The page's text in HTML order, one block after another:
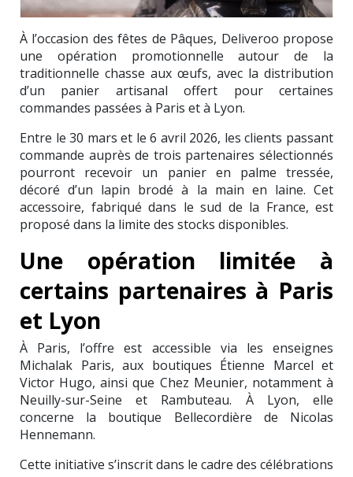
À l’occasion des fêtes de Pâques, Deliveroo propose
une opération promotionnelle autour de la
traditionnelle chasse aux œufs, avec la distribution
d’un panier artisanal offert pour certaines
commandes passées à Paris et à Lyon.
Entre le 30 mars et le 6 avril 2026, les clients passant
commande auprès de trois partenaires sélectionnés
pourront recevoir un panier en palme tressée,
décoré d’un lapin brodé à la main en laine. Cet
accessoire, fabriqué dans le sud de la France, est
proposé dans la limite des stocks disponibles.
Une opération limitée à
certains partenaires à Paris
et Lyon
À Paris, l’offre est accessible via les enseignes
Michalak Paris, aux boutiques Étienne Marcel et
Victor Hugo, ainsi que Chez Meunier, notamment à
Neuilly-sur-Seine et Rambuteau. À Lyon, elle
concerne la boutique Bellecordière de Nicolas
Hennemann.
Cette initiative s’inscrit dans le cadre des célébrations